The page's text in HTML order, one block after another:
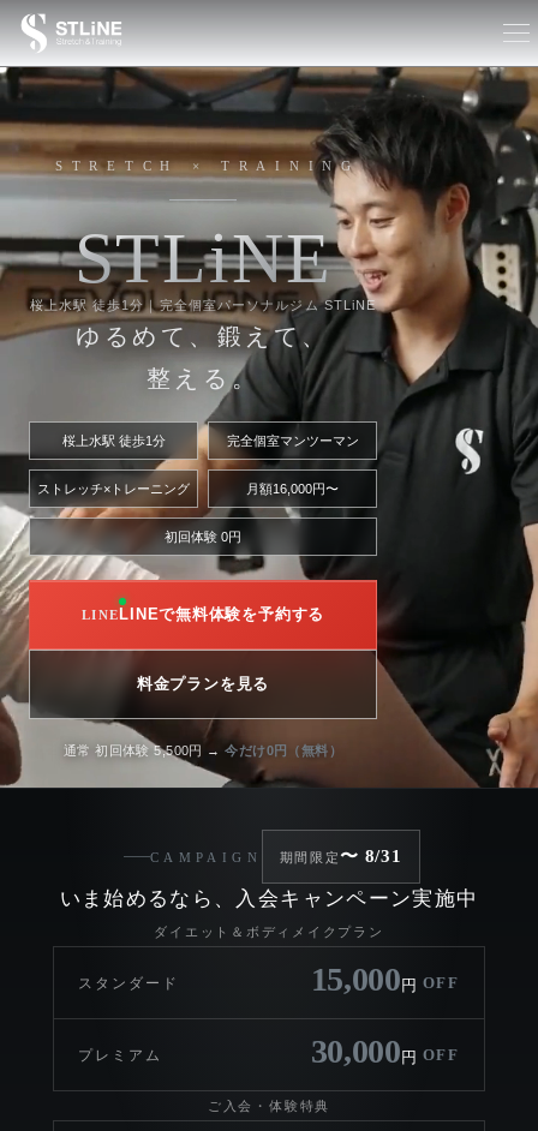
STRETCH × TRAINING
STLiNE
桜上水駅 徒歩1分｜完全個室パーソナルジム STLiNE
ゆるめて、鍛えて、
整える。
桜上水駅 徒歩1分 完全個室マンツーマン
ストレッチ×トレーニング 月額16,000円〜
初回体験 0円
LINEで無料体験を予約する
料金プランを見る
通常 初回体験 5,500円 →今だけ0円（無料）
CAMPAIGN 期間限定〜 8/31
いま始めるなら、入会キャンペーン実施中
ダイエット＆ボディメイクプラン
スタンダード 15,000 円 OFF
プレミアム 30,000 円 OFF
ご入会・体験特典